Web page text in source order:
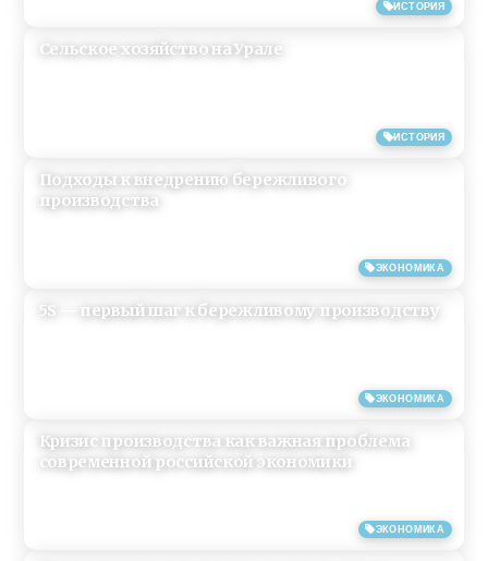
ИСТОРИЯ
ИСТОРИЯ
Сельское хозяйство на Урале
ЭКОНОМИКА
Подходы к внедрению бережливого
производства
ЭКОНОМИКА
5S — первый шаг к бережливому производству
ЭКОНОМИКА
Кризис производства как важная проблема
современной российской экономики